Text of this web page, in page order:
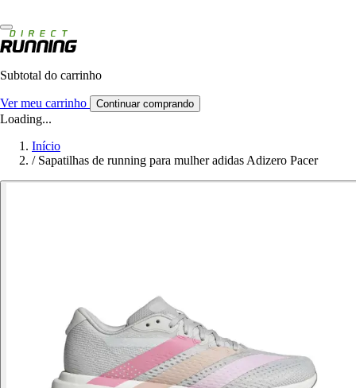
Subtotal do carrinho
Ver meu carrinho Continuar comprando
Loading...
Início
/ Sapatilhas de running para mulher adidas Adizero Pacer